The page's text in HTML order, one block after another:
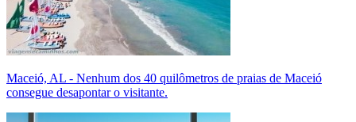
Maceió, AL - Nenhum dos 40 quilômetros de praias de Maceió
consegue desapontar o visitante.